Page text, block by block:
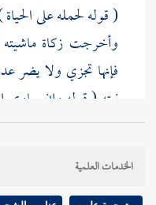
( قوله لحمله على
وأخرجت زكاة
فإنها تجزي ولا يضر
نيته ( قوله وإن
بيده من الحرث
زاد الدين على ما بيده
المساواة والزيادةالخدمات العلمية